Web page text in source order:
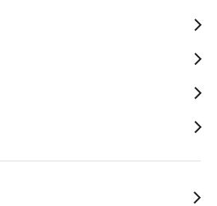
に対して、評価シス
の省電力化を実証～
クス株式会社（代表取締役会